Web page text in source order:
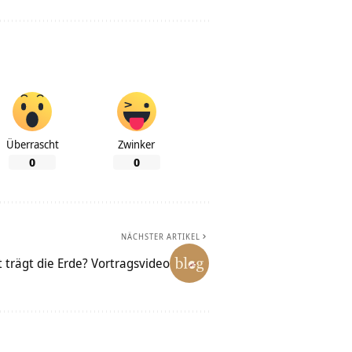
Überrascht
0
Zwinker
0
NÄCHSTER ARTIKEL
trägt die Erde? Vortragsvideo